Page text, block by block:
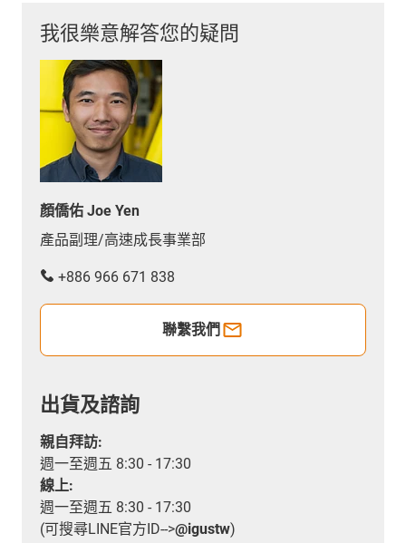
我很樂意解答您的疑問
顏僑佑 Joe Yen
產品副理/高速成長事業部
+886 966 671 838
聯繫我們
出貨及諮詢
親自拜訪:
週一至週五 8:30 - 17:30
線上:
週一至週五 8:30 - 17:30
(可搜尋LINE官方ID-->@igustw)